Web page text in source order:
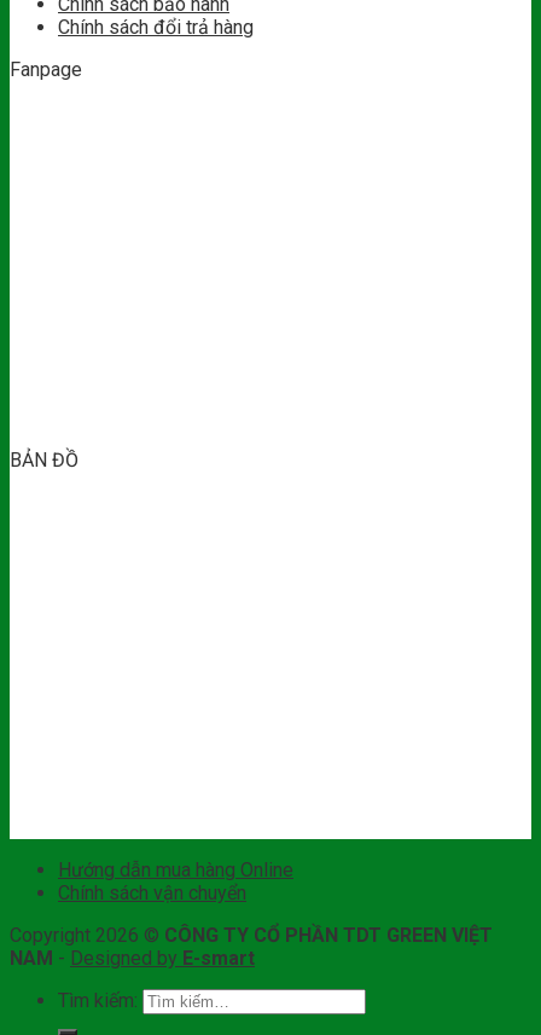
Chính sách đổi trả hàng
Fanpage
BẢN ĐỒ
Hướng dẫn mua hàng Online
Chính sách vận chuyển
Copyright 2026 © CÔNG TY CỔ PHẦN TDT GREEN VIỆT
NAM - Designed by E-smart
Tìm kiếm: